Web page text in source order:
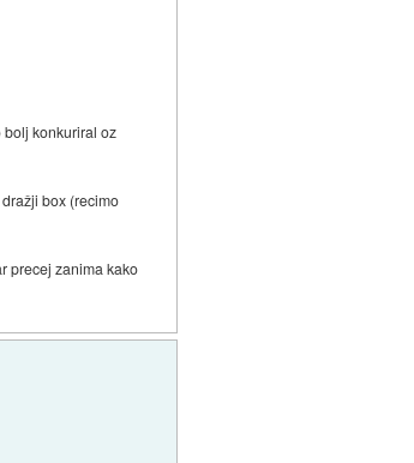
bolj konkuriral oz
box (recimo
precej zanima kako